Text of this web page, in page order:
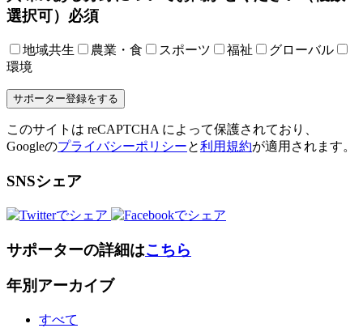
選択可） 必須
地域共生 農業・食 スポーツ 福祉
グローバル
環境
このサイトは reCAPTCHA によって保護されており、
Googleのプライバシーポリシーと利用規約が適用されます。
SNSシェア
サポーターの詳細はこちら
年別アーカイブ
すべて